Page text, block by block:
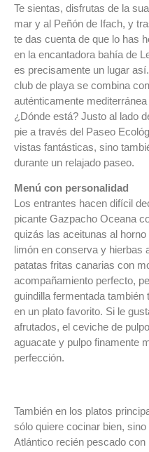
Te sientas, disfrutas de la
mar y al Peñón de Ifach, y
te das cuenta de que lo has
en la encantadora bahía de
es precisamente un lugar
club de playa se combina
auténticamente
¿Dónde está? Justo al lado
pie a través del Paseo
vistas fantásticas, sino
durante un relajado paseo.
Menú con personalidad
Los entrantes hacen difícil
picante Gazpacho Oceana
quizás las aceitunas al
limón en conserva y hierbas
patatas fritas canarias con
acompañamiento perfecto,
guindilla fermentada
en un plato favorito. Si le
afrutados, el ceviche de
aguacate y pulpo finamente
perfección.
También en los platos
sólo quiere cocinar bien,
Atlántico recién pescado